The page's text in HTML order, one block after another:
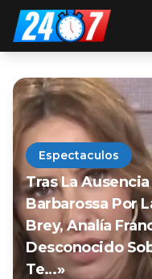
Espectaculos
Tras La
Barbarossa Por
Brey, Analía
Desconocido
Te…»